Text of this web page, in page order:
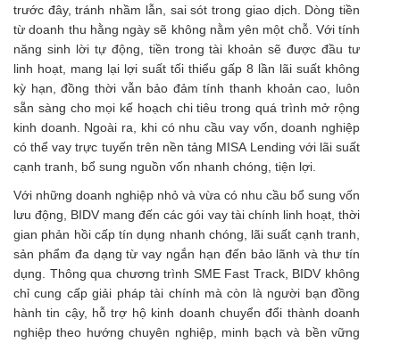
trước đây, tránh nhầm lẫn, sai sót trong giao dịch. Dòng tiền
từ doanh thu hằng ngày sẽ không nằm yên một chỗ. Với tính
năng sinh lời tự động, tiền trong tài khoản sẽ được đầu tư
linh hoạt, mang lại lợi suất tối thiểu gấp 8 lần lãi suất không
kỳ hạn, đồng thời vẫn bảo đảm tính thanh khoản cao, luôn
sẵn sàng cho mọi kế hoạch chi tiêu trong quá trình mở rộng
kinh doanh. Ngoài ra, khi có nhu cầu vay vốn, doanh nghiệp
có thể vay trực tuyến trên nền tảng MISA Lending với lãi suất
cạnh tranh, bổ sung nguồn vốn nhanh chóng, tiện lợi.
Với những doanh nghiệp nhỏ và vừa có nhu cầu bổ sung vốn
lưu động, BIDV mang đến các gói vay tài chính linh hoạt, thời
gian phản hồi cấp tín dụng nhanh chóng, lãi suất cạnh tranh,
sản phẩm đa dạng từ vay ngắn hạn đến bảo lãnh và thư tín
dụng. Thông qua chương trình SME Fast Track, BIDV không
chỉ cung cấp giải pháp tài chính mà còn là người bạn đồng
hành tin cậy, hỗ trợ hộ kinh doanh chuyển đổi thành doanh
nghiệp theo hướng chuyên nghiệp, minh bạch và bền vững